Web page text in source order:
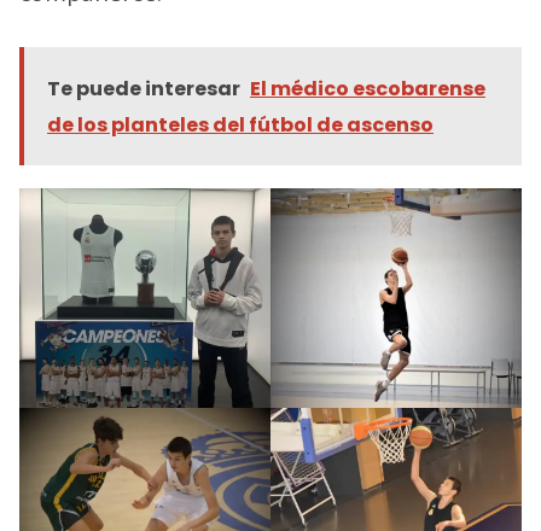
Te puede interesar El médico escobarense
de los planteles del fútbol de ascenso